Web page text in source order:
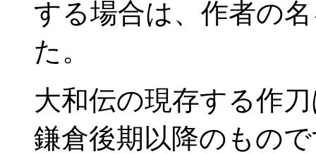
する場合は、作者の
た。
大和伝の現存する作
鎌倉後期以降のもの